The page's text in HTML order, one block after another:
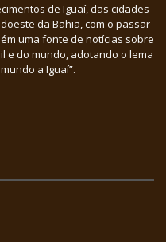
de Iguaí, das cidades
da Bahia, com o passar
uma fonte de notícias sobre
e do mundo, adotando o lema
a Iguaí”.